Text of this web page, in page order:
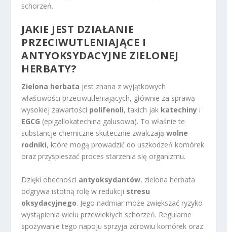
schorzeń.
JAKIE JEST DZIAŁANIE
PRZECIWUTLENIAJĄCE I
ANTYOKSYDACYJNE ZIELONEJ
HERBATY?
Zielona herbata jest znana z wyjątkowych
właściwości przeciwutleniających, głównie za sprawą
wysokiej zawartości polifenoli, takich jak katechiny i
EGCG (epigallokatechina galusowa). To właśnie te
substancje chemiczne skutecznie zwalczająwolne
rodniki, które mogą prowadzić do uszkodzeń komórek
oraz przyspieszać proces starzenia się organizmu.
Dzięki obecności antyoksydantów, zielona herbata
odgrywa istotną rolę w redukcji stresu
oksydacyjnego. Jego nadmiar może zwiększać ryzyko
wystąpienia wielu przewlekłych schorzeń. Regularne
spożywanie tego napoju sprzyja zdrowiu komórek oraz